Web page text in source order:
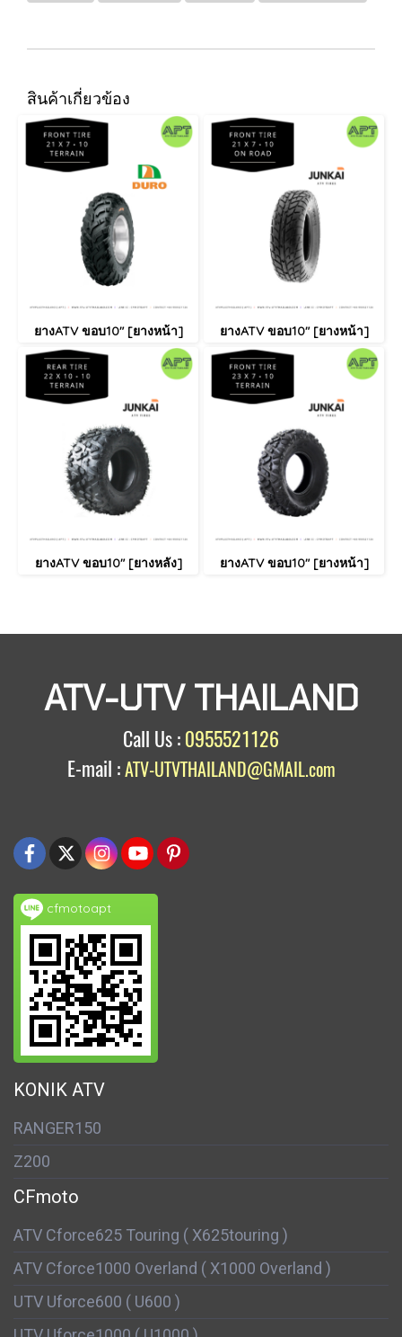
สินค้าเกี่ยวข้อง
ยางATV ขอบ10" [ยางหน้า] ยางATV ขอบ10" [ยางหน้า]
ยางATV ขอบ10" [ยางหลัง] ยางATV ขอบ10" [ยางหน้า]
ATV-UTV THAILAND
Call Us : 0955521126
E-mail :ATV-UTVTHAILAND@GMAIL.com
cfmotoapt
KONIK ATV
RANGER150
Z200
CFmoto
ATV Cforce625 Touring ( X625touring )
ATV Cforce1000 Overland ( X1000 Overland )
UTV Uforce600 ( U600 )